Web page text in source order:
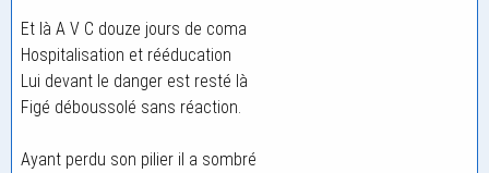
Et là A V C douze jours de coma
Hospitalisation et rééducation
Lui devant le danger est resté là
Figé déboussolé sans réaction.
Ayant perdu son pilier il a sombré